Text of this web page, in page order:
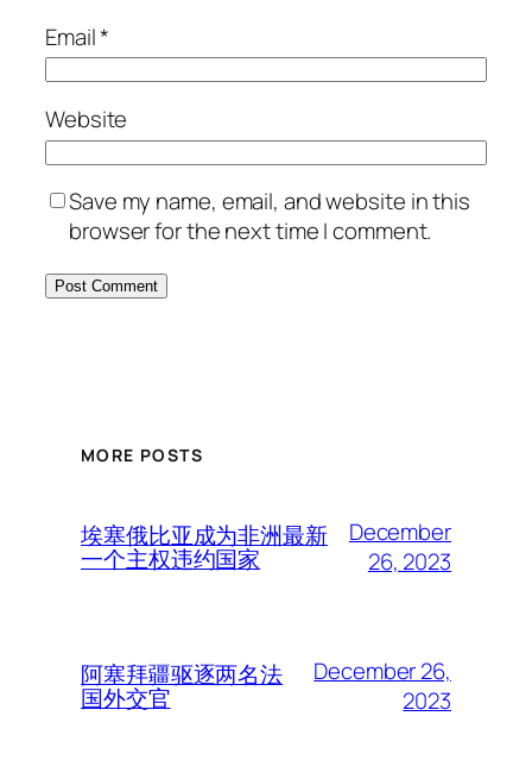
Email*
Website
Save my name, email, and website in this
browser for the next time I comment.
MORE POSTS
埃塞俄比亚成为非洲最新
一个主权违约国家
December
26, 2023
阿塞拜疆驱逐两名法
国外交官
December 26,
2023